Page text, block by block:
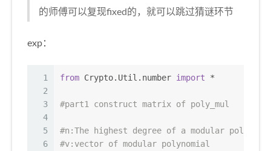
的师傅可以复现fixed的，就可以跳过猜谜环节
exp：
1
2
3
4
5
6
from Crypto.Util.number import *
#part1 construct matrix of poly_mul
#n:The highest degree of a modular
#v:vector of modular polynomial